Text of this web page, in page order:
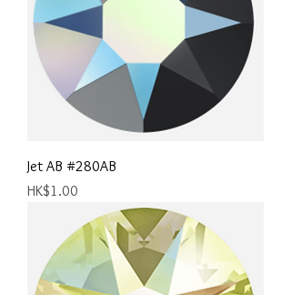
Jet AB #280AB
價格
HK$1.00